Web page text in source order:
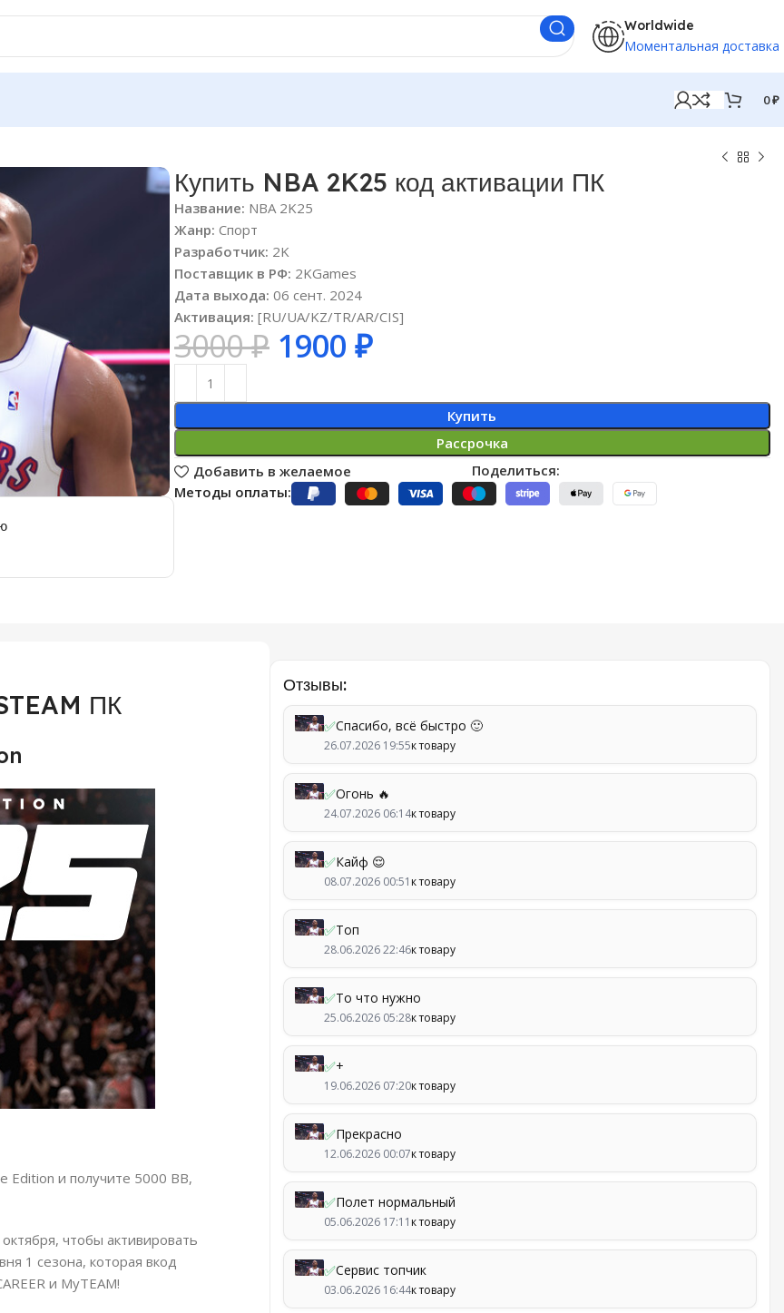
Worldwide
Моментальная доставка
0₽
Купить NBA 2K25 код активации ПК
Название: NBA 2K25
Жанр: Спорт
Разработчик: 2K
Поставщик в РФ: 2KGames
Дата выхода: 06 сент. 2024
Активация: [RU/UA/KZ/TR/AR/CIS]
3000₽ 1900 ₽
Купить
Рассрочка
Добавить в желаемое
Поделиться:
Методы оплаты:
ПК
Edition и получите 5000 ВВ,
чтобы активировать
1 сезона, которая вкод
и MyTEAM!
Отзывы:
✅Спасибо, всё быстро 🙂
26.07.2026 19:55к товару
✅Огонь 🔥
24.07.2026 06:14к товару
✅Кайф 😌
08.07.2026 00:51 к товару
✅Топ
28.06.2026 22:46к товару
✅То что нужно
25.06.2026 05:28к товару
✅+
19.06.2026 07:20к товару
✅Прекрасно
12.06.2026 00:07к товару
✅Полет нормальный
05.06.2026 17:11 к товару
✅Сервис топчик
03.06.2026 16:44к товару